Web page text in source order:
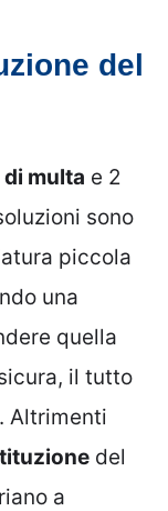
del
multa e 2
sono
piccola
una
quella
il tutto
Altrimenti
del
a